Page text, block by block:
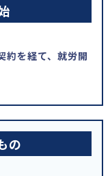
約を経て、就労開
の